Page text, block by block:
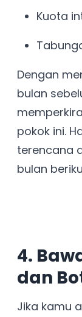
Kuota
Dengan
bulan
pokok ini.
terencana
bulan
4.
dan
Jika kamu